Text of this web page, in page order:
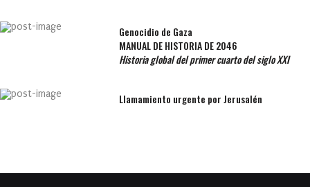
Genocidio de Gaza
MANUAL DE HISTORIA DE 2046
Historia global del primer cuarto del siglo XXI
Llamamiento urgente por Jerusalén